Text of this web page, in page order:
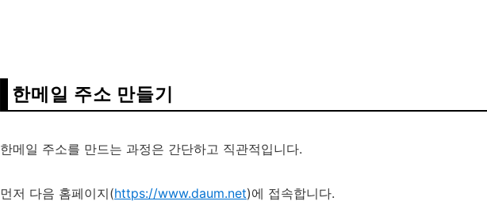
한메일 주소 만들기
한메일 주소를 만드는 과정은 간단하고 직관적입니다.
먼저 다음 홈페이지(https://www.daum.net)에 접속합니다.